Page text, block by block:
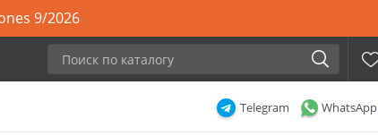
9/2026
Telegram WhatsApp